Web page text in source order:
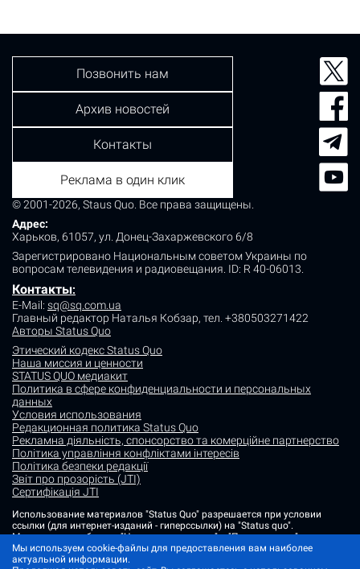
© 2001-2026, Staus Quo. Все права защищены.
Адрес:
Харьков, 61057, ул. Донец-Захаржевского 6/8
Зарегистрировано Национальным советом Украины по
вопросам телевидения и радиовещания. ID: R 40-06013.
Контакты:
E-Mail: sq@sq.com.ua
Главный редактор Наталья Кобзар, тел. +380503271422
Авторы Status Quo
Этический кодекс Status Quo
Наша миссия и ценности
STATUS QUO медиакит
Политика в сфере конфиденциальности и персональных
данных
Условия использования
Редакционная политика Status Quo
Рекламна діяльність, спонсорство та комерційне партнерство
Політика управління конфліктами інтересів
Політика безпеки редакції
Звіт про прозорість (JTI)
Сертифікація JTI
Позвонить нам
Архив новостей
Контакты
Реклама в один клик
Использование материалов "Status Quo" разрешается при условии
ссылки (для интернет-изданий - гиперссылки) на "Status quo".
Материалы в рубриках "Новости партнеров" и "Пресс-релизы"
размещаются на правах рекламы или в рамках некоммерческого
партнерства.
Мы используем cookie-файлы для предоставления вам наиболее
актуальной информации.